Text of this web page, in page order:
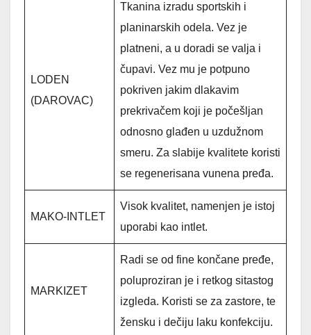
LODEN
(DAROVAC)
Tkanina izradu sportskih i
planinarskih odela. Vez je
platneni, a u doradi se valja i
čupavi. Vez mu je potpuno
pokriven jakim dlakavim
prekrivačem koji je počešljan
odnosno glađen u uzdužnom
smeru. Za slabije kvalitete koristi
se regenerisana vunena pređa.
MAKO-INTLET
Visok kvalitet, namenjen je istoj
uporabi kao intlet.
MARKIZET
Radi se od fine končane pređe,
poluproziran je i retkog sitastog
izgleda. Koristi se za zastore, te
žensku i dečiju laku konfekciju.